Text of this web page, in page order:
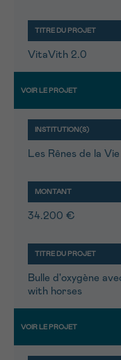
VitaVith 2.0
Les Rênes de la
34.200 €
Bulle d'oxygène
with horses